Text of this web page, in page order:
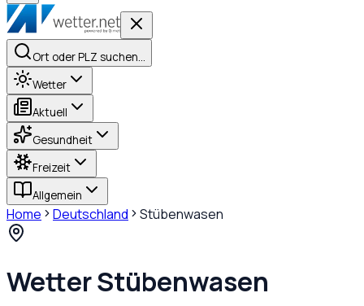
Ort oder PLZ suchen…
Wetter
Aktuell
Gesundheit
Freizeit
Allgemein
Home Deutschland Stübenwasen
WetterStübenwasen